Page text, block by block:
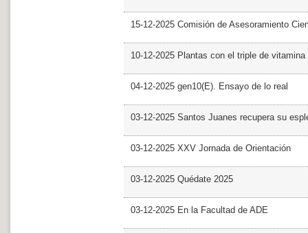
15-12-2025 Comisión de Asesoramiento
10-12-2025 Plantas con el triple de vitamina
04-12-2025 gen10(E). Ensayo de lo real
03-12-2025 Santos Juanes recupera su
03-12-2025 XXV Jornada de Orientación
03-12-2025 Quédate 2025
03-12-2025 En la Facultad de ADE